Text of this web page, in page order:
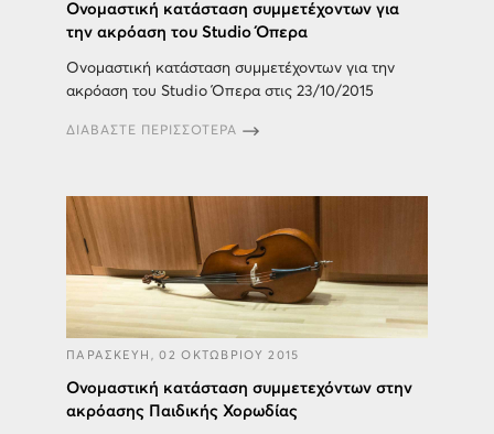
Ονομαστική κατάσταση συμμετέχοντων για
την ακρόαση του Studio Όπερα
Ονομαστική κατάσταση συμμετέχοντων για την
ακρόαση του Studio Όπερα στις 23/10/2015
ΔΙΑΒΑΣΤΕ ΠΕΡΙΣΣΟΤΕΡΑ
ΠΑΡΑΣΚΕΥΗ, 02 ΟΚΤΩΒΡΙΟΥ 2015
Ονομαστική κατάσταση συμμετεχόντων στην
ακρόασης Παιδικής Χορωδίας